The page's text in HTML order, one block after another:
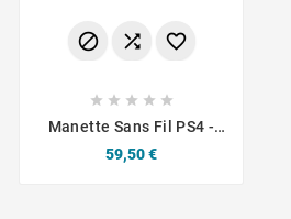
  
    
Manette Sans Fil PS4 -
Prix
59,50 €